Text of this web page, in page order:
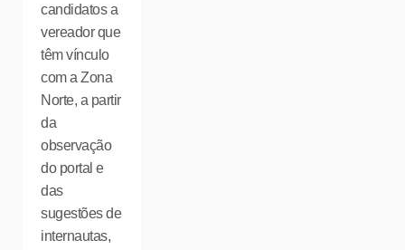
candidatos a
vereador que
têm vínculo
com a Zona
Norte, a partir
da
observação
do portal e
das
sugestões de
internautas,